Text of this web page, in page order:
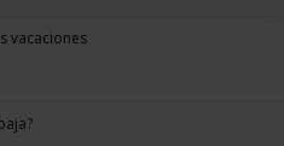
vacaciones